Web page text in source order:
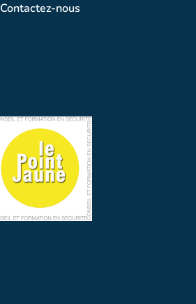
Contactez-nous